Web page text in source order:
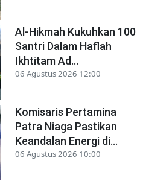
Al-Hikmah Kukuhkan 100
Santri Dalam Haflah
Ikhtitam Ad...
06 Agustus 2026 12:00
Komisaris Pertamina
Patra Niaga Pastikan
Keandalan Energi di...
06 Agustus 2026 10:00